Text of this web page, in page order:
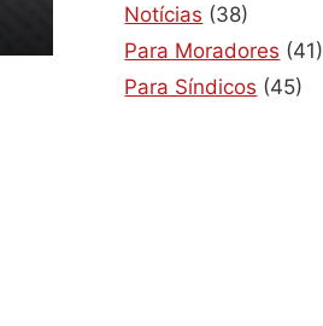
Notícias (38)
Para Moradores (41)
Para Síndicos (45)